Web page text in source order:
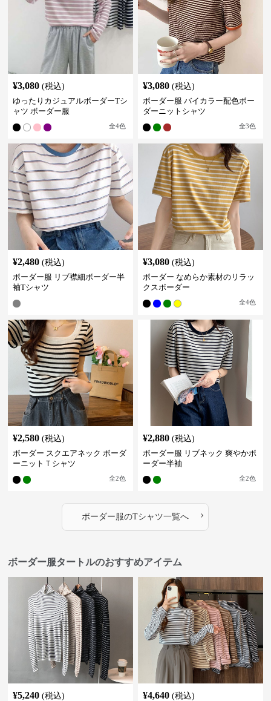
¥3,080 (税込)
ゆったりカジュアルボーダーTシ
ャツ ボーダー服
全4色
¥3,080 (税込)
ボーダー服 バイカラー配色ボー
ダーニットシャツ
全3色
¥2,480 (税込)
ボーダー服 リブ襟細ボーダー半
袖Tシャツ
¥3,080 (税込)
ボーダー なめらか素材のリラッ
クスボーダー
全4色
¥2,580 (税込)
ボーダー スクエアネック ボーダ
ーニットＴシャツ
全2色
¥2,880 (税込)
ボーダー服 リブネック 爽やかボ
ーダー半袖
全2色
ボーダー服のTシャツ一覧へ ›
ボーダー服タートルのおすすめアイテム
¥5,240 (税込)
¥4,640 (税込)